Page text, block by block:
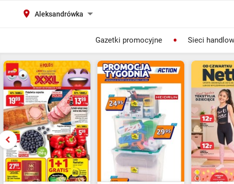
Aleksandrówka
Gazetki promocyjne Sieci